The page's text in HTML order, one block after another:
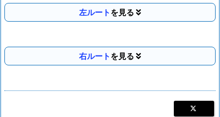
左ルート
右ルート